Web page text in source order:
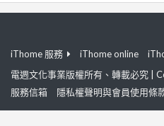
iThome 服務 iThome online
電週文化事業版權所有、轉載必究 |
服務信箱
隱私權聲明與會員使用條